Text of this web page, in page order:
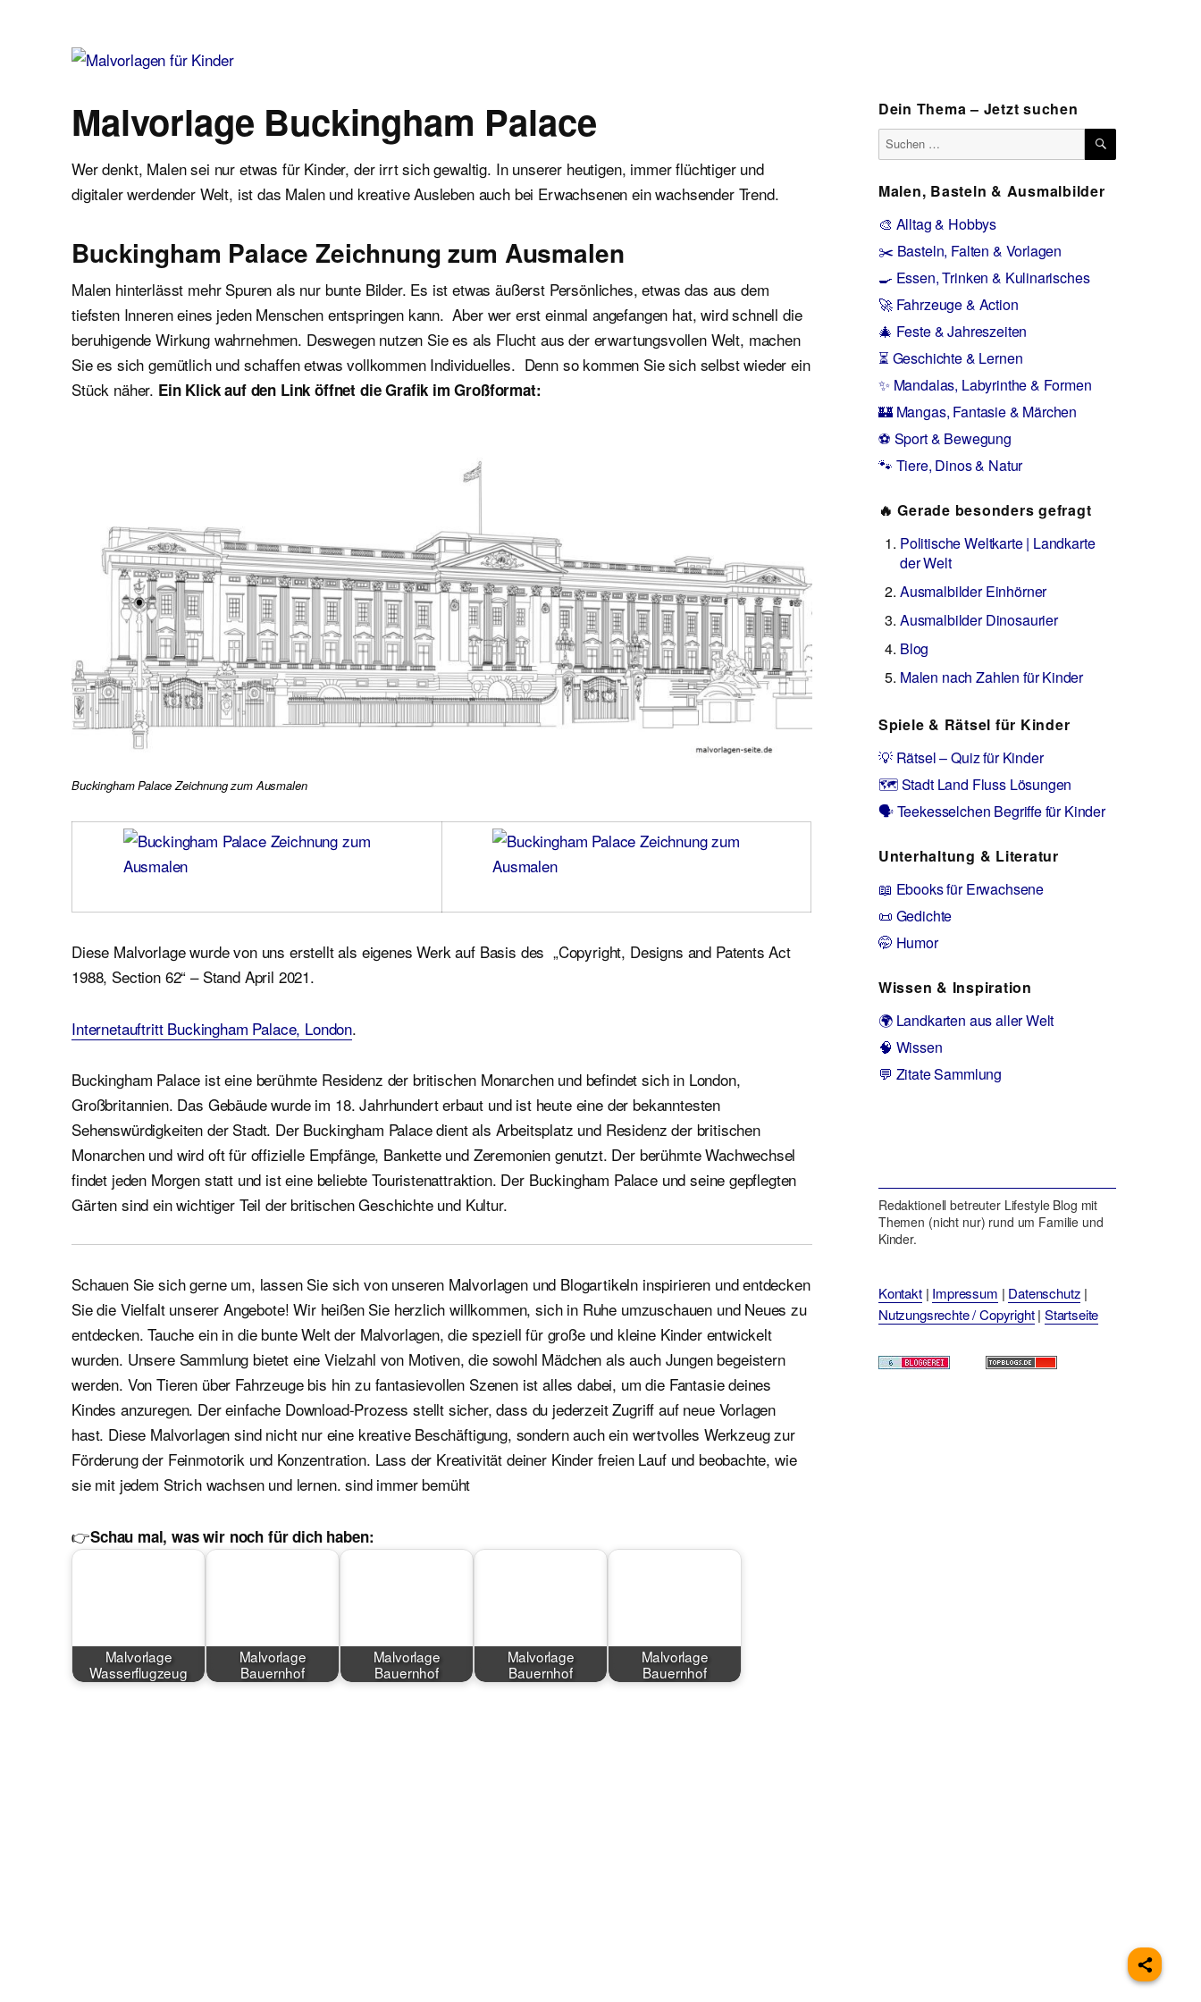
Malvorlage Buckingham Palace
Wer denkt, Malen sei nur etwas für Kinder, der irrt sich gewaltig. In unserer heutigen, immer flüchtiger und
digitaler werdender Welt, ist das Malen und kreative Ausleben auch bei Erwachsenen ein wachsender Trend.
Buckingham Palace Zeichnung zum Ausmalen
Malen hinterlässt mehr Spuren als nur bunte Bilder. Es ist etwas äußerst Persönliches, etwas das aus dem
tiefsten Inneren eines jeden Menschen entspringen kann. Aber wer erst einmal angefangen hat, wird schnell die
beruhigende Wirkung wahrnehmen. Deswegen nutzen Sie es als Flucht aus der erwartungsvollen Welt, machen
Sie es sich gemütlich und schaffen etwas vollkommen Individuelles. Denn so kommen Sie sich selbst wieder ein
Stück näher. Ein Klick auf den Link öffnet die Grafik im Großformat:
Buckingham Palace Zeichnung zum Ausmalen
Diese Malvorlage wurde von uns erstellt als eigenes Werk auf Basis des „Copyright, Designs and Patents Act
1988, Section 62“ – Stand April 2021.
Internetauftritt Buckingham Palace, London.
Buckingham Palace ist eine berühmte Residenz der britischen Monarchen und befindet sich in London,
Großbritannien. Das Gebäude wurde im 18. Jahrhundert erbaut und ist heute eine der bekanntesten
Sehenswürdigkeiten der Stadt. Der Buckingham Palace dient als Arbeitsplatz und Residenz der britischen
Monarchen und wird oft für offizielle Empfänge, Bankette und Zeremonien genutzt. Der berühmte Wachwechsel
findet jeden Morgen statt und ist eine beliebte Touristenattraktion. Der Buckingham Palace und seine gepflegten
Gärten sind ein wichtiger Teil der britischen Geschichte und Kultur.
Schauen Sie sich gerne um, lassen Sie sich von unseren Malvorlagen und Blogartikeln inspirieren und entdecken
Sie die Vielfalt unserer Angebote! Wir heißen Sie herzlich willkommen, sich in Ruhe umzuschauen und Neues zu
entdecken. Tauche ein in die bunte Welt der Malvorlagen, die speziell für große und kleine Kinder entwickelt
wurden. Unsere Sammlung bietet eine Vielzahl von Motiven, die sowohl Mädchen als auch Jungen begeistern
werden. Von Tieren über Fahrzeuge bis hin zu fantasievollen Szenen ist alles dabei, um die Fantasie deines
Kindes anzuregen. Der einfache Download-Prozess stellt sicher, dass du jederzeit Zugriff auf neue Vorlagen
hast. Diese Malvorlagen sind nicht nur eine kreative Beschäftigung, sondern auch ein wertvolles Werkzeug zur
Förderung der Feinmotorik und Konzentration. Lass der Kreativität deiner Kinder freien Lauf und beobachte, wie
sie mit jedem Strich wachsen und lernen. sind immer bemüht
👉Schau mal, was wir noch für dich haben:
Malvorlage
Wasserflugzeug
Malvorlage
Bauernhof
Malvorlage
Bauernhof
Malvorlage
Bauernhof
Malvorlage
Bauernhof
Dein Thema – Jetzt suchen
Suchen
nach:
SUCHEN
Malen, Basteln & Ausmalbilder
🎨 Alltag & Hobbys
✂️ Basteln, Falten & Vorlagen
🍳 Essen, Trinken & Kulinarisches
🚀 Fahrzeuge & Action
🎄 Feste & Jahreszeiten
⏳ Geschichte & Lernen
✨ Mandalas, Labyrinthe & Formen
🏰 Mangas, Fantasie & Märchen
⚽ Sport & Bewegung
🐾 Tiere, Dinos & Natur
🔥 Gerade besonders gefragt
Politische Weltkarte | Landkarte
der Welt
Ausmalbilder Einhörner
Ausmalbilder Dinosaurier
Blog
Malen nach Zahlen für Kinder
Spiele & Rätsel für Kinder
💡 Rätsel – Quiz für Kinder
🗺️ Stadt Land Fluss Lösungen
🗣️ Teekesselchen Begriffe für Kinder
Unterhaltung & Literatur
📖 Ebooks für Erwachsene
📜 Gedichte
🤭 Humor
Wissen & Inspiration
🌍 Landkarten aus aller Welt
🧠 Wissen
💬 Zitate Sammlung
Redaktionell betreuter Lifestyle Blog mit
Themen (nicht nur) rund um Familie und
Kinder.
Kontakt| Impressum | Datenschutz |
Nutzungsrechte / Copyright| Startseite